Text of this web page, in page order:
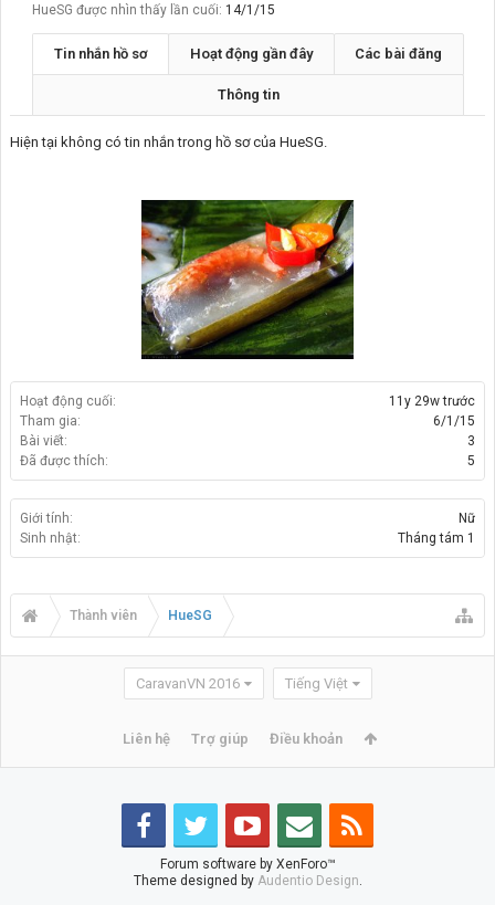
Hoạt động cuối:
11y 29w trước
Tham gia:
6/1/15
Bài viết:
3
Đã được thích:
5
Giới tính:
Nữ
Sinh nhật:
Tháng tám 1
HueSG được nhìn thấy lần cuối: 14/1/15
Tin nhắn hồ sơ Hoạt động gần đây Các bài đăng
Thông tin
Hiện tại không có tin nhắn trong hồ sơ của HueSG.
Thành viên HueSG
CaravanVN 2016 Tiếng Việt
Liên hệ Trợ giúp Điều khoản
Forum software by XenForo™
Theme designed by Audentio Design.